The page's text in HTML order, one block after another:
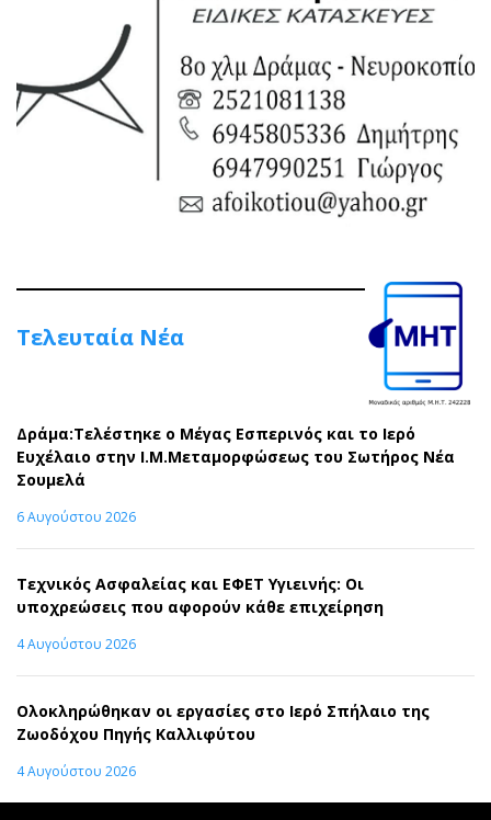
Τελευταία Νέα
Δράμα:Τελέστηκε ο Μέγας Εσπερινός και το Ιερό
Ευχέλαιο στην Ι.Μ.Μεταμορφώσεως του Σωτήρος Νέα
Σουμελά
6 Αυγούστου 2026
Τεχνικός Ασφαλείας και ΕΦΕΤ Υγιεινής: Οι
υποχρεώσεις που αφορούν κάθε επιχείρηση
4 Αυγούστου 2026
Ολοκληρώθηκαν οι εργασίες στο Ιερό Σπήλαιο της
Ζωοδόχου Πηγής Καλλιφύτου
4 Αυγούστου 2026